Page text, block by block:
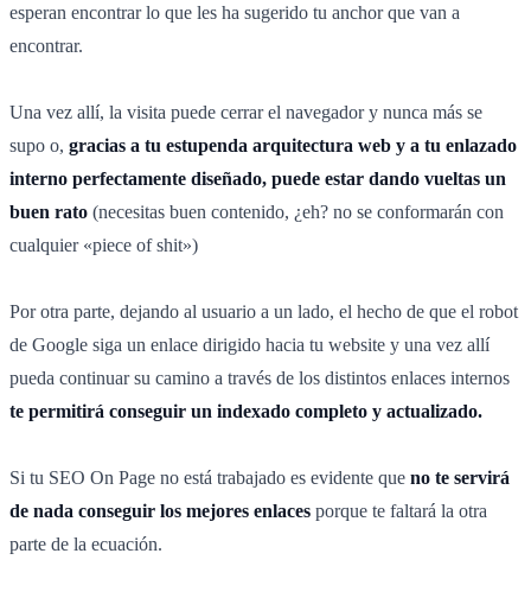
esperan encontrar lo que les ha sugerido tu anchor que van a
encontrar.
Una vez allí, la visita puede cerrar el navegador y nunca más se
supo o, gracias a tu estupenda arquitectura web y a tu enlazado
interno perfectamente diseñado, puede estar dando vueltas un
buen rato (necesitas buen contenido, ¿eh? no se conformarán con
cualquier «piece of shit»)
Por otra parte, dejando al usuario a un lado, el hecho de que el robot
de Google siga un enlace dirigido hacia tu website y una vez allí
pueda continuar su camino a través de los distintos enlaces internos
te permitirá conseguir un indexado completo y actualizado.
Si tu SEO On Page no está trabajado es evidente que no te servirá
de nada conseguir los mejores enlaces porque te faltará la otra
parte de la ecuación.